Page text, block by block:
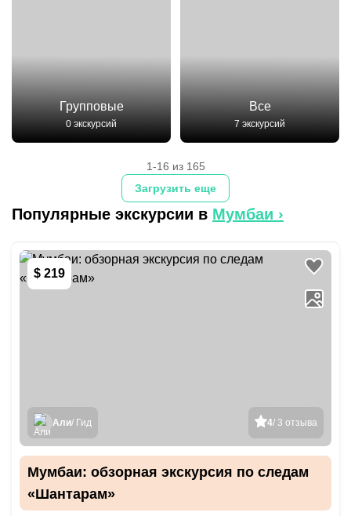
Групповые
0 экскурсий
Все
7 экскурсий
Загрузить еще
1-16 из 165
Популярные экскурсии в Мумбаи ›
$ 219
4/ 3 отзыва
Али/ Гид
Мумбаи: обзорная экскурсия по следам
«Шантарам»